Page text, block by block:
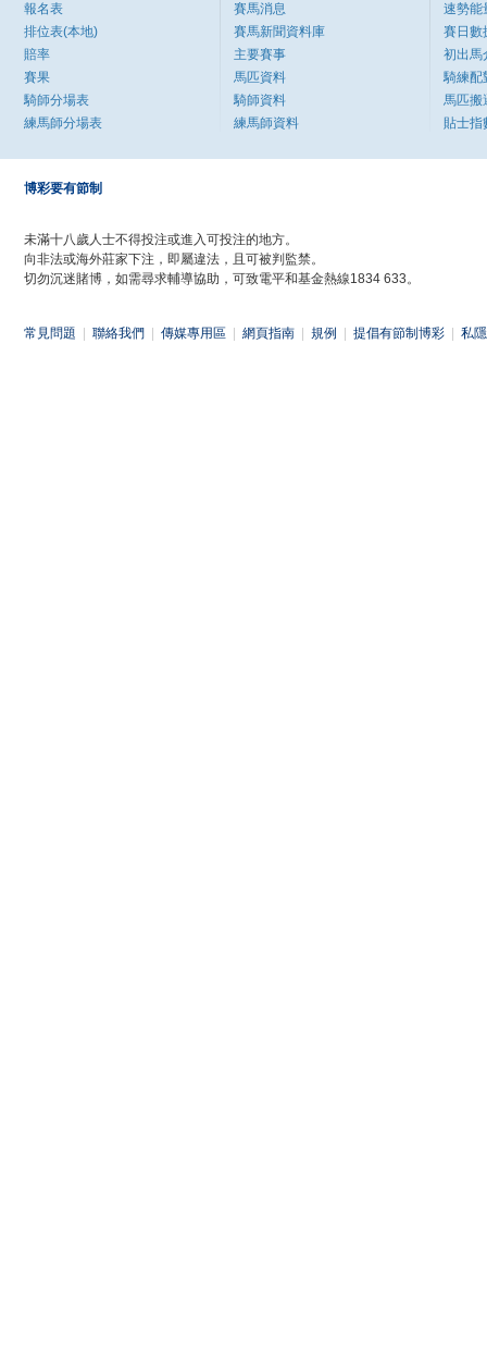
報名表
排位表(本地)
賠率
賽果
騎師分場表
練馬師分場表
賽馬消息
賽馬新聞資料庫
主要賽事
馬匹資料
騎師資料
練馬師資料
速勢能
賽日數
初出馬
騎練配
馬匹搬
貼士指
博彩要有節制
未滿十八歲人士不得投注或進入可投注的地方。
向非法或海外莊家下注，即屬違法，且可被判監禁。
切勿沉迷賭博，如需尋求輔導協助，可致電平和基金熱線1834 633。
常見問題 聯絡我們 傳媒專用區 網頁指南 規例 提倡有節制博彩 私